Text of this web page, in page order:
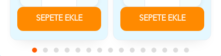
SEPETE EKLE SEPETE EKLE